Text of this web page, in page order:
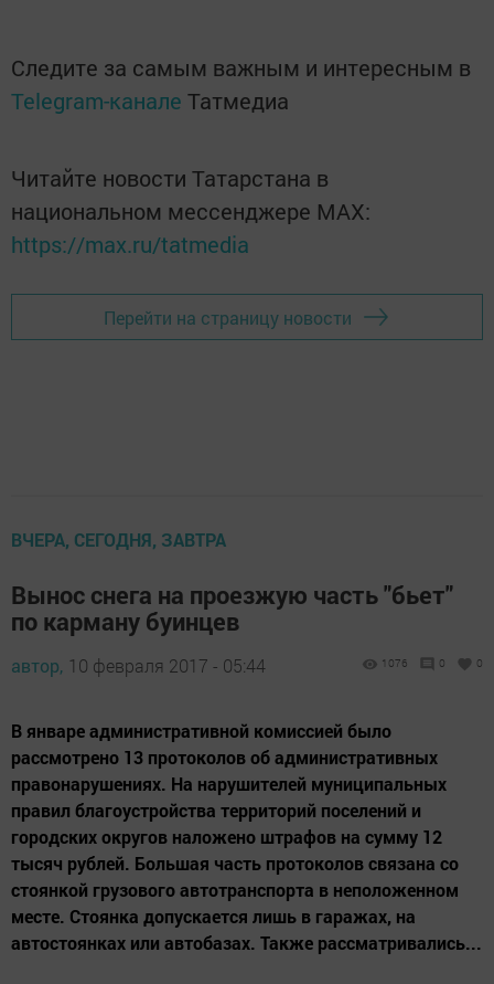
Следите за самым важным и интересным в
Telegram-канале Татмедиа
Читайте новости Татарстана в
национальном мессенджере MАХ:
https://max.ru/tatmedia
Перейти на страницу новости
ВЧЕРА, СЕГОДНЯ, ЗАВТРА
Вынос снега на проезжую часть "бьет"
по карману буинцев
автор, 10 февраля 2017 - 05:44 1076 0 0
В январе административной комиссией было
рассмотрено 13 протоколов об административных
правонарушениях. На нарушителей муниципальных
правил благоустройства территорий поселений и
городских округов наложено штрафов на сумму 12
тысяч рублей. Большая часть протоколов связана со
стоянкой грузового автотранспорта в неположенном
месте. Стоянка допускается лишь в гаражах, на
автостоянках или автобазах. Также рассматривались...